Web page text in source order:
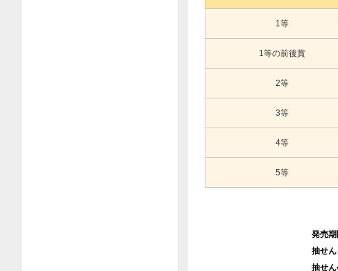
1等
1等の前後賞
2等
3等
4等
5等
発売期
抽せん
抽せん